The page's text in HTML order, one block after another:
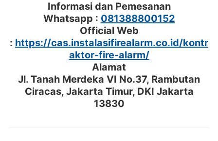
Informasi dan Pemesanan
Whatsapp : 081388800152
Official Web
: https://cas.instalasifirealarm.co.id/kontr
aktor-fire-alarm/
Alamat
Jl. Tanah Merdeka VI No.37, Rambutan
Ciracas, Jakarta Timur, DKI Jakarta
13830